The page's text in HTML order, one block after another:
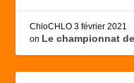
ChloCHLO 3 février 2021
on Le championnat